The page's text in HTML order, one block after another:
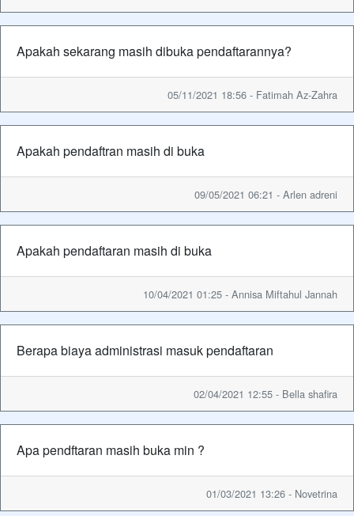
Apakah sekarang masih dibuka pendaftarannya?
05/11/2021 18:56 - Fatimah Az-Zahra
Apakah pendaftran masih di buka
09/05/2021 06:21 - Arlen adreni
Apakah pendaftaran masih di buka
10/04/2021 01:25 - Annisa Miftahul Jannah
Berapa biaya administrasi masuk pendaftaran
02/04/2021 12:55 - Bella shafira
Apa pendftaran masih buka min ?
01/03/2021 13:26 - Novetrina